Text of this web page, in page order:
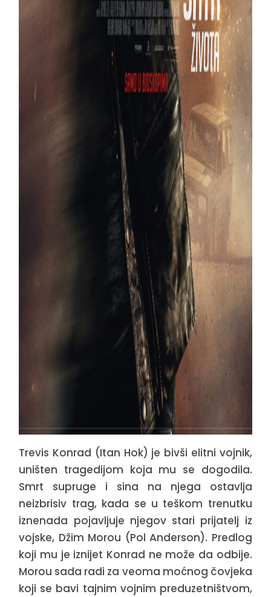
Trevis Konrad (Itan Hok) je bivši elitni vojnik,
uništen tragedijom koja mu se dogodila.
Smrt supruge i sina na njega ostavlja
neizbrisiv trag, kada se u teškom trenutku
iznenada pojavljuje njegov stari prijatelj iz
vojske, Džim Morou (Pol Anderson). Predlog
koji mu je iznijet Konrad ne može da odbije.
Morou sada radi za veoma moćnog čovjeka
koji se bavi tajnim vojnim preduzetništvom,